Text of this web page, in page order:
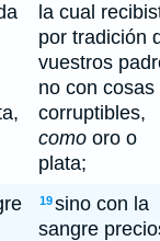
la cual
por tradición
vuestros
no con cosas
corruptibles,
como oro o
plata;
19sino con la
sangre